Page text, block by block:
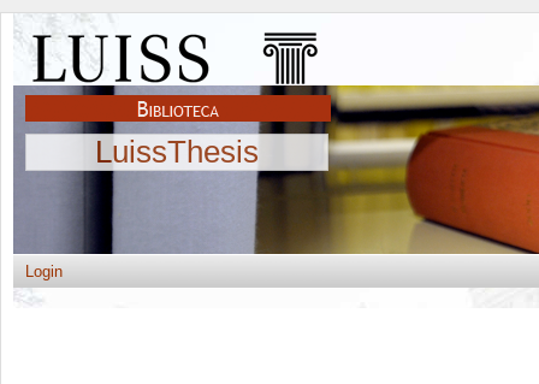
LuissThesis
Login